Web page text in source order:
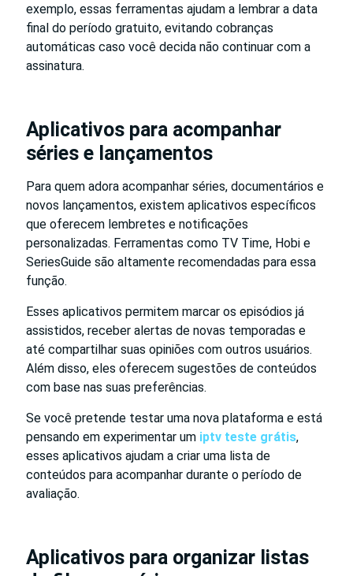
exemplo, essas ferramentas ajudam a lembrar a data
final do período gratuito, evitando cobranças
automáticas caso você decida não continuar com a
assinatura.
Aplicativos para acompanhar
séries e lançamentos
Para quem adora acompanhar séries, documentários e
novos lançamentos, existem aplicativos específicos
que oferecem lembretes e notificações
personalizadas. Ferramentas como TV Time, Hobi e
SeriesGuide são altamente recomendadas para essa
função.
Esses aplicativos permitem marcar os episódios já
assistidos, receber alertas de novas temporadas e
até compartilhar suas opiniões com outros usuários.
Além disso, eles oferecem sugestões de conteúdos
com base nas suas preferências.
Se você pretende testar uma nova plataforma e está
pensando em experimentar um iptv teste grátis,
esses aplicativos ajudam a criar uma lista de
conteúdos para acompanhar durante o período de
avaliação.
Aplicativos para organizar listas